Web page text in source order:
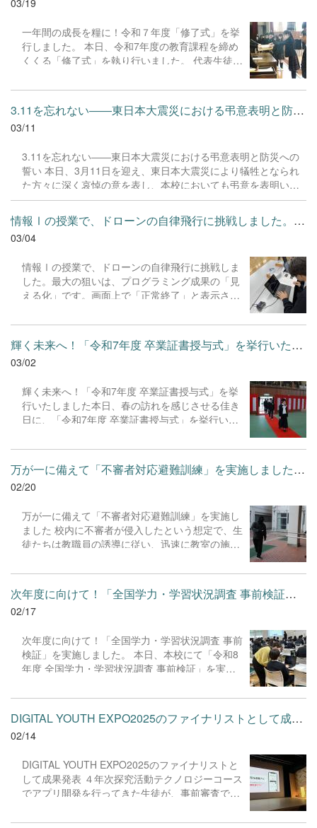
ジタル技術を活用し、主体的に課題解決に取り組
クール事業事例紹介 DIGITAL YOUTH EXPO
2025 ダイジェスト映像
一年間の成長を糧に！令和７年度「修了式」を挙
行しました。 本日、令和7年度の教育課程を締め
くくる「修了式」を執り行いました。 代表生徒発
学年に向けて新たな目標を立てることの大切さを
伝えていました。進級を控えた生徒たちの引き締
まった表情からは、次なるステージへの力強い決
意が感じられました。 保護者の皆様、地域の皆様
り、多大なるご支援を賜りましたこと、教職員一
同、心より深く御礼申し上げます。皆様との連携
があったからこそ、生徒たちは安心して学び、大
きく成長することができました。 明日からは春休
みに入ります。生徒たちが健康と安全に留意し、
充実したリフレッシュ期間を過ごせるよう、引き
続きご家庭での見守りをお願いいたします。 4月
ことを楽しみにしています。一年間、本当にあり
がとうございました。
3.11を忘れない――東日本大震災における弔意表明と防災への誓い ...
03/11
3.11を忘れない――東日本大震災における弔意表明と防災への
誓い 本日、3月11日を迎え、東日本大震災により犠牲となられ
た方々に深く哀悼の意を表し、本校においても弔意を表明いた
しました。 地震発生時刻の午後2時46分には、全校生徒・教職
員で黙祷を捧げ、半旗を掲揚いたしました。震災から15年とい
う月日が流れましたが、当時の記憶を風化させることなく、命
の尊さや「助け合い」の大切さを改めて語り継ぐ一日となりま
した。 日頃より、本校の防災教育にご協力いただいている地域
の皆様、そして生徒の安全を日々見守ってくださる保護者の皆
様に、改めて感謝申し上げます。 「当たり前の日常」があるこ
とに感謝しつつ、いざという時に自らの命を守り、他者を思い
やることができる生徒を育てるべく、今後も防災意識の向上に
努めてまいります。
情報Ⅰの授業で、ドローンの自律飛行に挑戦しました。最大の狙いは...
03/04
情報Ⅰの授業で、ドローンの自律飛行に挑戦しま
した。最大の狙いは、プログラミング成果の「見
える化」です。画面上で「正常終了」と表示され
生徒たちはコードと現実のギャップに悩みながら
も、粘り強くトライ＆エラーを繰り返し、解決策
を模索していました。複雑なコードエラーにはAI
を賢く活用して対応。また、自然発生的に「得意
見られ、クラス全体でDXスキルを高め合う教育エ
コシステムが動き出しています。
輝く未来へ！「令和7年度 卒業証書授与式」を挙行いたしました本...
03/02
輝く未来へ！「令和7年度 卒業証書授与式」を挙
行いたしました本日、春の訪れを感じさせる佳き
日に、「令和7年度 卒業証書授与式」を挙行いた
が手渡されました。式辞や答辞で見せた、凛とし
た立ち振る舞いや、晴れやかな表情には、この数
年間で培った確かな自信と成長が感じられ、教職
員一同、胸が熱くなる思いでした。 今日まで生徒
ださいました保護者の皆様、ならびに地域の皆様
に、心より深く御礼申し上げます。皆様の支えが
あったからこそ、生徒たちは今日という素晴らし
ん、本校で学んだ誇りを胸に、自分の信じる道を
一歩ずつ歩んでいってください。皆さんの前途が
光り輝くものであることを、教職員一同、いつま
でも応援しています。 ご卒業、誠におめでとうご
万が一に備えて「不審者対応避難訓練」を実施しました 校内に不...
02/20
万が一に備えて「不審者対応避難訓練」を実施し
ました 校内に不審者が侵入したという想定で、生
徒たちは教職員の誘導に従い、迅速に教室の施錠
訓練において、「自分の命を守るためにはどうす
るべきか」ということを考えながら、協力して迅
速な行動をとることができました。 また、万が一
の事態に備えて、校内の環境や非常時の体制を見
会となりました。
次年度に向けて！「全国学力・学習状況調査 事前検証」を実施しま...
02/17
次年度に向けて！「全国学力・学習状況調査 事前
検証」を実施しました。 本日、本校にて「令和8
年度 全国学力・学習状況調査 事前検証」を実施
ている本調査の円滑な実施に向け、特にデジタル
式）の動作確認や操作性の確認を主目的として行
われました。 生徒たちは、デジタル環境での問題
ながら、真剣な表情で課題に向き合っていまし
た。
DIGITAL YOUTH EXPO2025のファイナリストとして成果発表 ４年次...
02/14
DIGITAL YOUTH EXPO2025のファイナリストと
して成果発表 ４年次探究活動テクノロジーコース
でアプリ開発を行ってきた生徒が、事前審査で選
戸市民会館 ユードムホールで大画面を背負って